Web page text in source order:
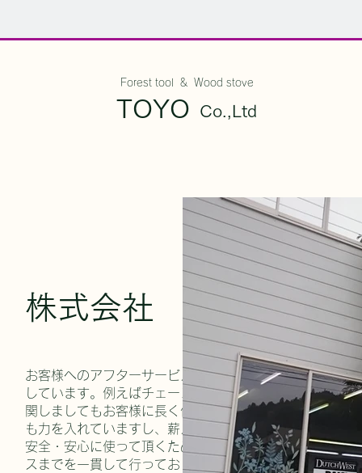
Forest tool & Wood stove
TOYO Co.,Ltd
​株式会社 東陽では
お客様へのアフターサービスを一番に考えて対応を
しています。例えばチェーンソーなどの林業機械に
関しましてもお客様に長く使って頂くために修理に
も力を入れていますし、薪ストーブに関しましても
安全・安心に使って頂くために提案からメンテナン
スまでを一貫して行っております。